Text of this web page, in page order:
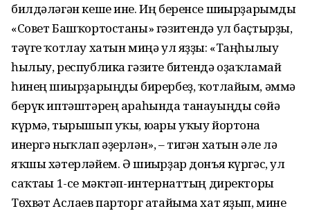
билдәләгән кеше ине. Иң беренсе шиғырҙарымды
«Совет Башҡортостаны» гәзитендә ул баҫтырҙы,
тәүге ҡотлау хатын миңә ул яҙҙы: «Таңһылыу
һылыу, республика гәзите битендә оҙаҡламай
һинең шиғырҙарыңды бирербеҙ, ҡотлайым, әммә
берүк иптәштәрең араһында танауыңды сөйә
күрмә, тырышып уҡы, юғары уҡыу йортона
инергә ныҡлап әҙерлән», – тигән хатын әле лә
яҡшы хәтерләйем. Ә шиғырҙар донъя күргәс, ул
саҡтағы 1-се мәктәп-интернаттың директоры
Төхвәт Аслаев парторг атайыма хат яҙып, мине